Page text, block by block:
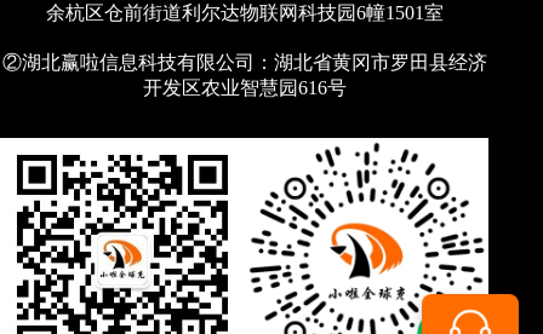
余杭区仓前街道利尔达物联网科技园6幢1501室
②湖北赢啦信息科技有限公司：湖北省黄冈市罗田县经济
开发区农业智慧园616号